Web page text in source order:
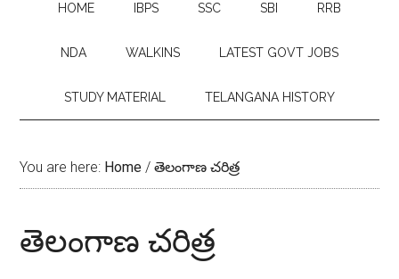
HOME IBPS SSC SBI RRB
NDA WALKINS LATEST GOVT JOBS
STUDY MATERIAL TELANGANA HISTORY
You are here: Home / తెలంగాణ చరిత్ర
తెలంగాణ చరిత్ర